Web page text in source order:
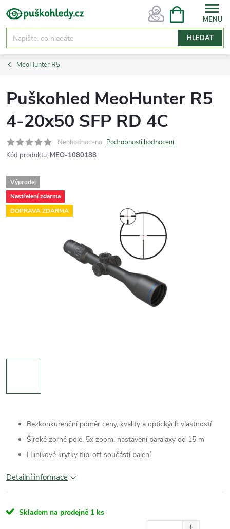
Přejít
na
obsah
HLEDAT
NÁKUPNÍ
MeoHunter R5
Puškohled MeoHunter R5
4-20x50 SFP RD 4C
Neohodnoceno Podrobnosti hodnocení
Kód produktu: MEO-1080188
Výprodej
Nastřelení zdarma
DOPRAVA ZDARMA
Bezkonkurenční poměr ceny, kvality a optických vlastností
Široké zorné pole, 5x zoom, nastavení paralaxy od 15 m
Hliníkové krytky flip-off součástí balení
Detailní informace
Skladem na prodejně 1 ks